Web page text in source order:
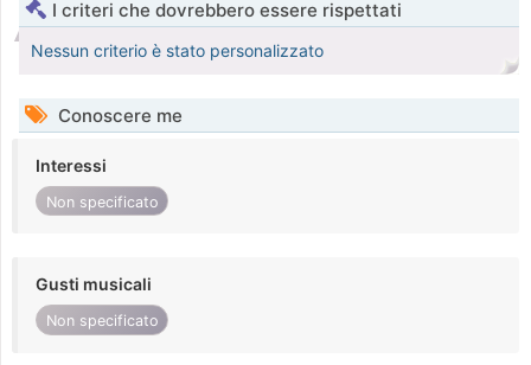
I criteri che dovrebbero essere rispettati
Nessun criterio è stato personalizzato
Conoscere me
Interessi
Non specificato
Gusti musicali
Non specificato